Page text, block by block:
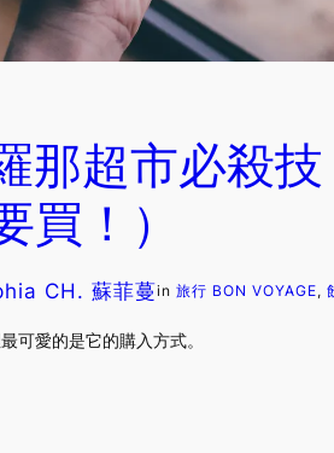
那超市必殺
！）
CH. 蘇菲蔓in 旅行 BON VOYAGE,
可愛的是它的購入方式。